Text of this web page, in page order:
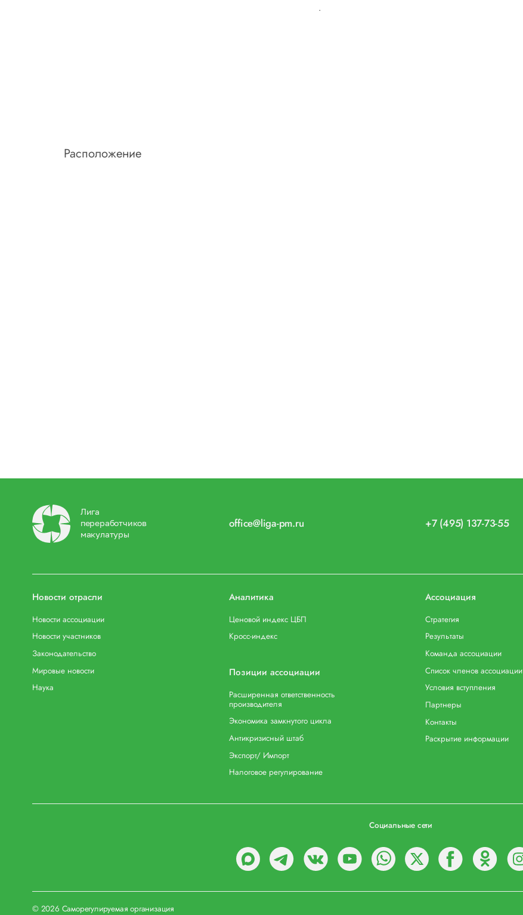
.
Расположение
Лига
переработчиков
макулатуры
office@liga-pm.ru +7 (495) 137-73-55
Новости отрасли
Новости ассоциации
Новости участников
Законодательство
Мировые новости
Наука
Аналитика
Ценовой индекс ЦБП
Кросс-индекс
Позиции ассоциации
Расширенная ответственность
производителя
Экономика замкнутого цикла
Антикризисный штаб
Экспорт/ Импорт
Налоговое регулирование
Ассоциация
Стратегия
Результаты
Команда ассоциации
Список членов ассоциации
Условия вступления
Партнеры
Контакты
Раскрытие информации
Социальные сети
© 2026 Саморегулируемая организация